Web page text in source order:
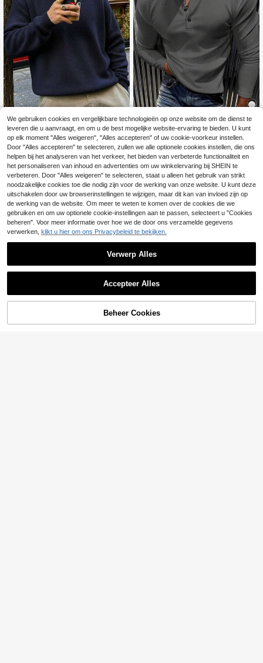
Hewuang studio
Heren casual losse minimalistische
woon-werkverkeer high-end gevoe
l dagelijkse veelzijdige effen kleur g
ebreide lange mouwen ronde hals tr
ui, herfst/winter
28 .49€
4
Nieuw casual klassiek heren T-shirt
met geribbelde textuur, Henley-hals
en lange mouwen, lichtgewicht en
veelzijdig.
16.82€16.88€
TOEVOEGEN AAN WINKELWAGEN
We gebruiken cookies en vergelijkbare technologieën op onze website om de dienst te
leveren die u aanvraagt, en om u de best mogelijke website-ervaring te bieden. U kunt
op elk moment "Alles weigeren", "Alles accepteren" of uw cookie-voorkeur instellen.
Door "Alles accepteren" te selecteren, zullen we alle optionele cookies instellen, die ons
helpen bij het analyseren van het verkeer, het bieden van verbeterde functionaliteit en
het personaliseren van inhoud en advertenties om uw winkelervaring bij SHEIN te
verbeteren. Door "Alles weigeren" te selecteren, staat u alleen het gebruik van strikt
noodzakelijke cookies toe die nodig zijn voor de werking van onze website. U kunt deze
uitschakelen door uw browserinstellingen te wijzigen, maar dit kan van invloed zijn op
de werking van de website. Om meer te weten te komen over de cookies die we
gebruiken en om uw optionele cookie-instellingen aan te passen, selecteert u "Cookies
beheren". Voor meer informatie over hoe we de door ons verzamelde gegevens
verwerken, klikt u hier om ons Privacybeleid te bekijken.
Verwerp Alles
Accepteer Alles
Beheer Cookies